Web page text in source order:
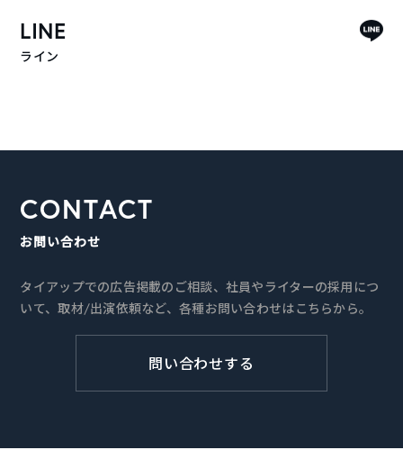
LINE
ライン
CONTACT
お問い合わせ
タイアップでの広告掲載のご相談、社員やライターの採用につ
いて、取材/出演依頼など、各種お問い合わせはこちらから。
問い合わせする